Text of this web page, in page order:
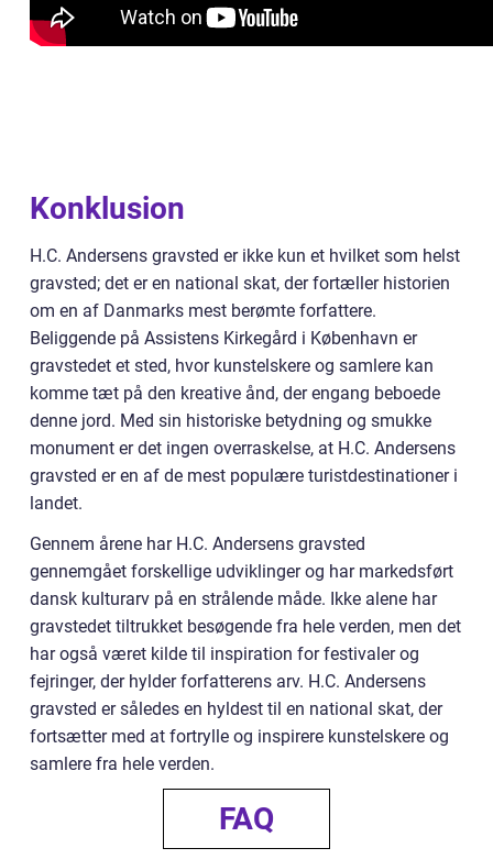
Konklusion
H.C. Andersens gravsted er ikke kun et hvilket som helst
gravsted; det er en national skat, der fortæller historien
om en af Danmarks mest berømte forfattere.
Beliggende på Assistens Kirkegård i København er
gravstedet et sted, hvor kunstelskere og samlere kan
komme tæt på den kreative ånd, der engang beboede
denne jord. Med sin historiske betydning og smukke
monument er det ingen overraskelse, at H.C. Andersens
gravsted er en af de mest populære turistdestinationer i
landet.
Gennem årene har H.C. Andersens gravsted
gennemgået forskellige udviklinger og har markedsført
dansk kulturarv på en strålende måde. Ikke alene har
gravstedet tiltrukket besøgende fra hele verden, men det
har også været kilde til inspiration for festivaler og
fejringer, der hylder forfatterens arv. H.C. Andersens
gravsted er således en hyldest til en national skat, der
fortsætter med at fortrylle og inspirere kunstelskere og
samlere fra hele verden.
FAQ